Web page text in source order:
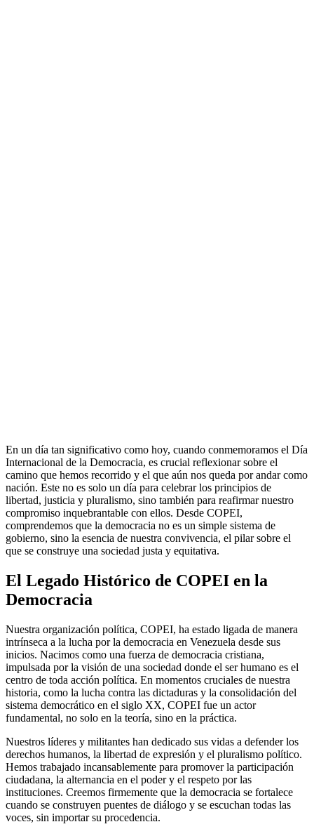
En un día tan significativo como hoy, cuando conmemoramos el Día
Internacional de la Democracia, es crucial reflexionar sobre el
camino que hemos recorrido y el que aún nos queda por andar como
nación. Este no es solo un día para celebrar los principios de
libertad, justicia y pluralismo, sino también para reafirmar nuestro
compromiso inquebrantable con ellos. Desde COPEI,
comprendemos que la democracia no es un simple sistema de
gobierno, sino la esencia de nuestra convivencia, el pilar sobre el
que se construye una sociedad justa y equitativa.
El Legado Histórico de COPEI en la
Democracia
Nuestra organización política, COPEI, ha estado ligada de manera
intrínseca a la lucha por la democracia en Venezuela desde sus
inicios. Nacimos como una fuerza de democracia cristiana,
impulsada por la visión de una sociedad donde el ser humano es el
centro de toda acción política. En momentos cruciales de nuestra
historia, como la lucha contra las dictaduras y la consolidación del
sistema democrático en el siglo XX, COPEI fue un actor
fundamental, no solo en la teoría, sino en la práctica.
Nuestros líderes y militantes han dedicado sus vidas a defender los
derechos humanos, la libertad de expresión y el pluralismo político.
Hemos trabajado incansablemente para promover la participación
ciudadana, la alternancia en el poder y el respeto por las
instituciones. Creemos firmemente que la democracia se fortalece
cuando se construyen puentes de diálogo y se escuchan todas las
voces, sin importar su procedencia.